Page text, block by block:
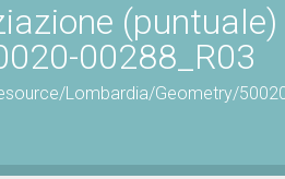
00288_R03
Lombardia/Geometry/